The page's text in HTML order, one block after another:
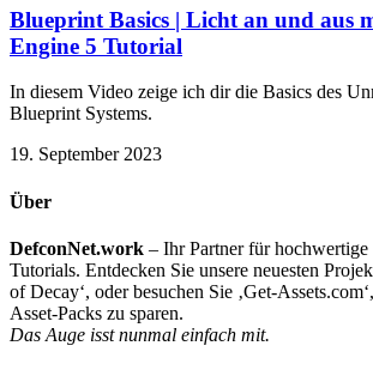
Blueprint Basics | Licht an und aus
Engine 5 Tutorial
In diesem Video zeige ich dir die Basics des
Blueprint Systems.
19. September 2023
Über
DefconNet.work – Ihr Partner für hochwertige
Tutorials. Entdecken Sie unsere neuesten
of Decay‘, oder besuchen Sie ‚Get-
Asset-Packs zu sparen.
Das Auge isst nunmal einfach mit.